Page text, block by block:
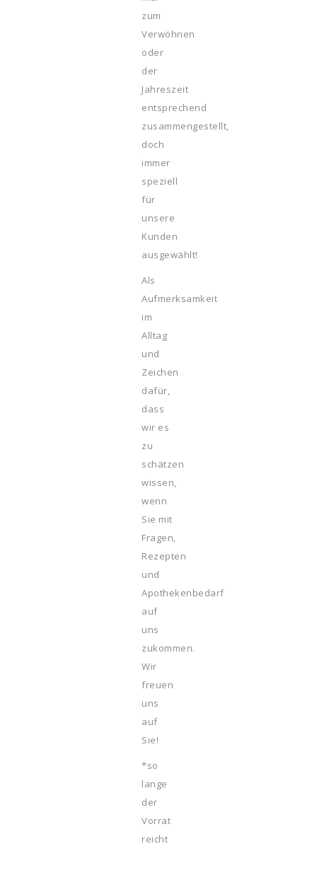
zum
Verwöhnen
oder
der
Jahreszeit
entsprechend
zusammengestellt,
doch
immer
speziell
für
unsere
Kunden
ausgewählt!
Als
Aufmerksamkeit
im
Alltag
und
Zeichen
dafür,
dass
wir es
zu
schätzen
wissen,
wenn
Sie mit
Fragen,
Rezepten
und
Apothekenbedarf
auf
uns
zukommen.
Wir
freuen
uns
auf
Sie!
*so
lange
der
Vorrat
reicht